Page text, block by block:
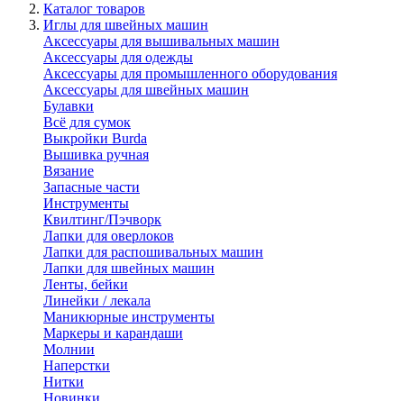
Каталог товаров
Иглы для швейных машин
Аксессуары для вышивальных машин
Аксессуары для одежды
Аксессуары для промышленного оборудования
Аксессуары для швейных машин
Булавки
Всё для сумок
Выкройки Burda
Вышивка ручная
Вязание
Запасные части
Инструменты
Квилтинг/Пэчворк
Лапки для оверлоков
Лапки для распошивальных машин
Лапки для швейных машин
Ленты, бейки
Линейки / лекала
Маникюрные инструменты
Маркеры и карандаши
Молнии
Наперстки
Нитки
Новинки